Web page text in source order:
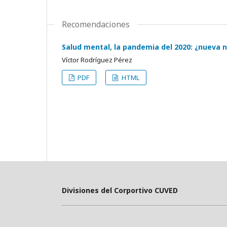
Recomendaciones
Salud mental, la pandemia del 2020: ¿nueva
Víctor Rodríguez Pérez
PDF
HTML
Divisiones del Corportivo CUVED